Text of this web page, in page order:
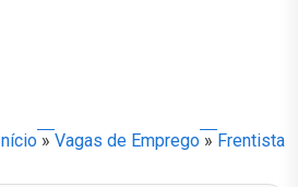
Início » Vagas de Emprego » Frentista